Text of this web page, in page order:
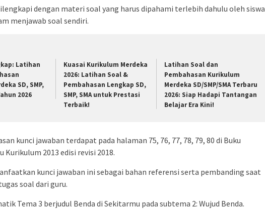
dengan materi soal yang harus dipahami terlebih dahulu oleh siswa
menjawab soal sendiri.
Latihan
SD, SMP,
2026
Kuasai Kurikulum Merdeka
2026: Latihan Soal &
Pembahasan Lengkap SD,
SMP, SMA untuk Prestasi
Terbaik!
Latihan Soal dan
Pembahasan Kurikulum
Merdeka SD/SMP/SMA Terbaru
2026: Siap Hadapi Tantangan
Belajar Era Kini!
kunci jawaban terdapat pada halaman 75, 76, 77, 78, 79, 80 di Buku
Kurikulum 2013 edisi revisi 2018.
kunci jawaban ini sebagai bahan referensi serta pembanding saat
soal dari guru.
Tema 3 berjudul Benda di Sekitarmu pada subtema 2: Wujud Benda.